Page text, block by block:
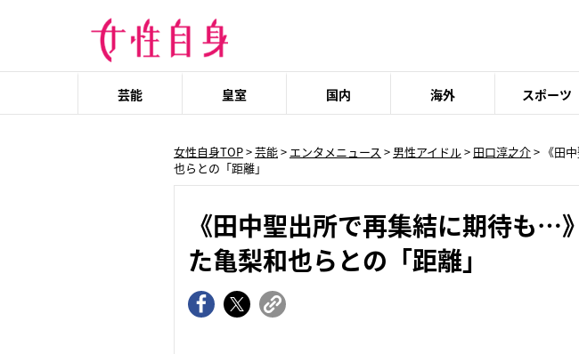
芸能 皇室 国内 海外 スポーツ
女性自身TOP>芸能> エンタメニュース > 男性アイドル> 田口淳之介> 《田
也らとの「距離」
《田中聖出所で再集結に期待も…
た亀梨和也らとの「距離」